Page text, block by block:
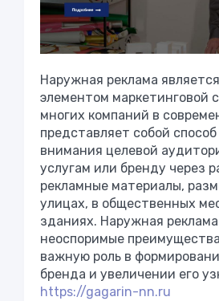
Наружная реклама
элементом маркетинговой
многих компаний в
представляет собой
внимания целевой
услугам или бренду через
рекламные материалы,
улицах, в общественных
зданиях. Наружная
неоспоримые
важную роль в
бренда и увеличении его
https://gagarin-nn.ru